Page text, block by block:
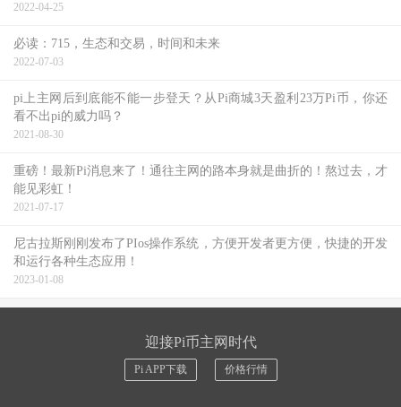
2022-04-25
必读：715，生态和交易，时间和未来
2022-07-03
pi上主网后到底能不能一步登天？从Pi商城3天盈利23万Pi币，你还
看不出pi的威力吗？
2021-08-30
重磅！最新Pi消息来了！通往主网的路本身就是曲折的！熬过去，才
能见彩虹！
2021-07-17
尼古拉斯刚刚发布了PIos操作系统，方便开发者更方便，快捷的开发
和运行各种生态应用！
2023-01-08
迎接Pi币主网时代
Pi APP下载 价格行情